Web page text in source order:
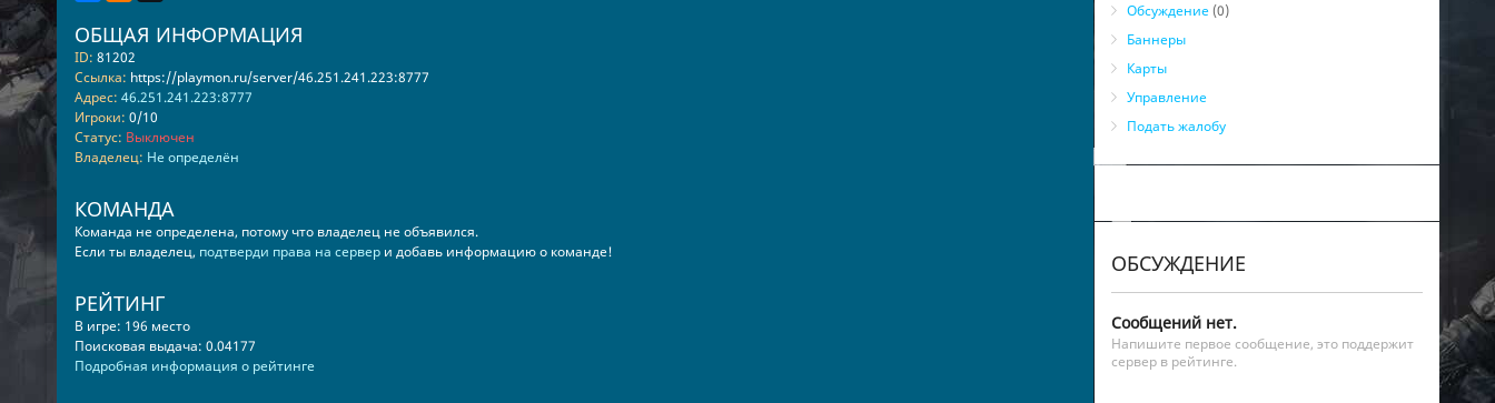
ОБЩАЯ ИНФОРМАЦИЯ
ID: 81202
Ссылка: https://playmon.ru/server/46.251.241.223:8777
Адрес: 46.251.241.223:8777
Игроки: 0/10
Статус: Выключен
Владелец: Не определён
КОМАНДА
Команда не определена, потому что владелец не объявился.
Если ты владелец, подтверди права на сервери добавь информацию о команде!
РЕЙТИНГ
В игре: 196 место
Поисковая выдача: 0.04177
Подробная информация о рейтинге
Обсуждение(0)
Баннеры
Карты
Управление
Подать жалобу
ОБСУЖДЕНИЕ
Сообщений нет.
Напишите первое сообщение, это поддержит
сервер в рейтинге.